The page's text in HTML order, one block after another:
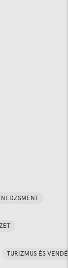
TURIZMUS ÉS